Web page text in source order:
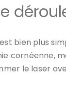
bien plus
cornéenne,
le laser